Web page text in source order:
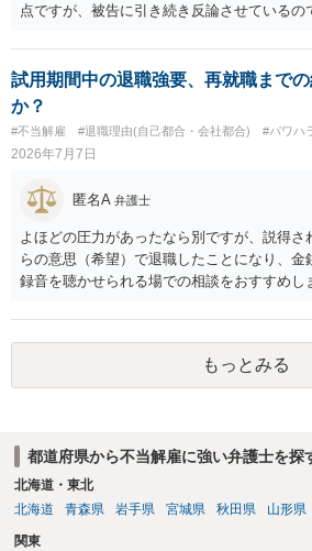
点ですが、被告に引き続き反論させている
くしている場合があります。被告がこれ以上
るかと思います。ご参考にしてください。
試用期間中の退職強要、再就職まで
か？
#不当解雇 #退職理由(自己都合・会社都合) #パワハ
2026年7月7日
匿名A 弁護士
よほどの圧力があったなら別ですが、説得さ
らの意思（希望）で退職したことになり、金
録音を聴かせられる場での相談をおすすめし
もっとみる
都道府県から不当解雇に強い弁護士を探
北海道・東北
北海道
青森県 岩手県 宮城県 秋田県 山形県
関東